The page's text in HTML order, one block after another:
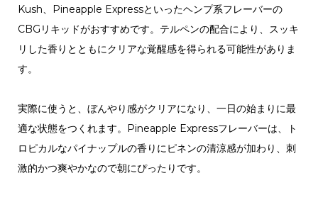
Kush、Pineapple Expressといったヘンプ系フレーバーの
CBGリキッドがおすすめです。テルペンの配合により、スッキ
リした香りとともにクリアな覚醒感を得られる可能性がありま
す。
実際に使うと、ぼんやり感がクリアになり、一日の始まりに最
適な状態をつくれます。Pineapple Expressフレーバーは、ト
ロピカルなパイナップルの香りにピネンの清涼感が加わり、刺
激的かつ爽やかなので朝にぴったりです。